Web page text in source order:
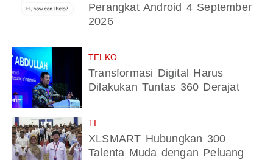
Perangkat Android 4 September
2026
TELKO
Transformasi Digital Harus
Dilakukan Tuntas 360 Derajat
TI
XLSMART Hubungkan 300
Talenta Muda dengan Peluang